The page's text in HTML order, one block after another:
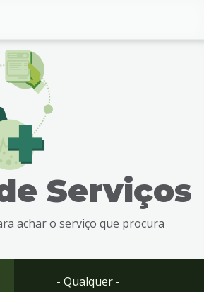
Serviços
achar o serviço que procura
- Qualquer -